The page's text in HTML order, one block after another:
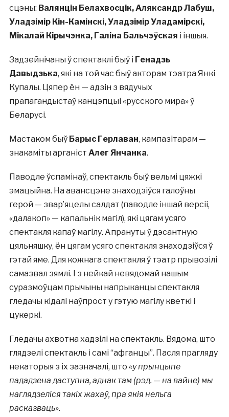
сцэны: Валянцін Белахвосцік, Аляксандр Лабуш,
Уладзімір Кін-Камінскі, Уладзімір Уладамірскі,
Мікалай Кірычэнка, Галіна Бальчэўская і іншыя.
Задзейнічаны ў спектаклі быў і Генадзь
Давыдзька, які на той час быў акторам тэатра Янкі
Купалы. Цяпер ён — адзін з вядучых
прапагандыстаў канцэпцыі «русского мира» ў
Беларусі.
Мастаком быў Барыс Герлаван, кампазітарам —
знакаміты арганіст Алег Янчанка.
Паводле ўспамінаў, спектакль быў вельмі цяжкі
эмацыйна. На авансцэне знаходзіўся галоўны
герой — звар’яцелы салдат (паводле іншай версіі,
«далакоп» — капальнік магіл), які цягам усяго
спектакля капаў магілу. Апрануты ў дэсантную
цяльняшку, ён цягам усяго спектакля знаходзіўся ў
гэтай яме. Для кожнага спектакля ў тэатр прывозілі
самазвал зямлі. І з нейкай невядомай нашым
суразмоўцам прычыны напрыканцы спектакля
гледачы кідалі наўпрост у гэтую магілу кветкі і
цукеркі.
Гледачы ахвотна хадзілі на спектакль. Вядома, што
глядзелі спектакль і самі “афганцы”. Пасля прагляду
некаторыя з іх зазначалі, што «у прынцыпе
пададзена даступна, аднак там (рэд. — на вайне) мы
наглядзеліся такіх жахаў, пра якія нельга
расказваць».